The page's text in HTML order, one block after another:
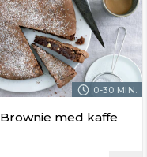
0-30 MIN.
Brownie med kaffe